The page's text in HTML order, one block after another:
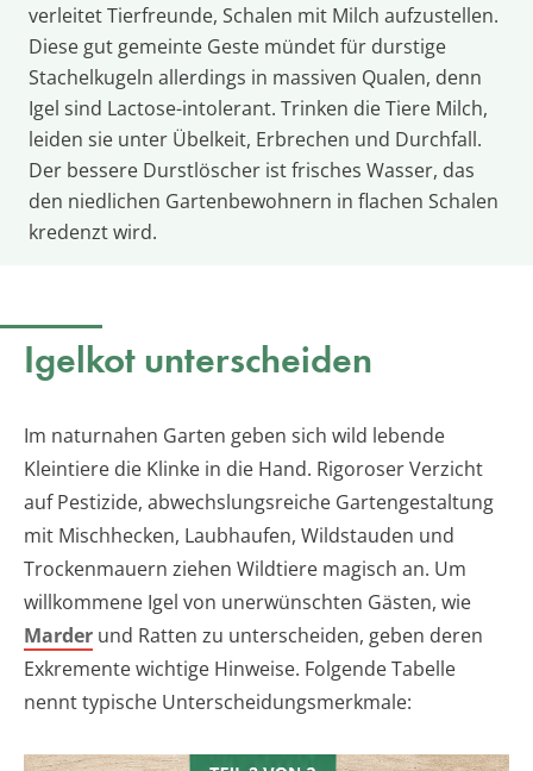
verleitet Tierfreunde, Schalen mit Milch aufzustellen.
Diese gut gemeinte Geste mündet für durstige
Stachelkugeln allerdings in massiven Qualen, denn
Igel sind Lactose-intolerant. Trinken die Tiere Milch,
leiden sie unter Übelkeit, Erbrechen und Durchfall.
Der bessere Durstlöscher ist frisches Wasser, das
den niedlichen Gartenbewohnern in flachen Schalen
kredenzt wird.
Igelkot unterscheiden
Im naturnahen Garten geben sich wild lebende
Kleintiere die Klinke in die Hand. Rigoroser Verzicht
auf Pestizide, abwechslungsreiche Gartengestaltung
mit Mischhecken, Laubhaufen, Wildstauden und
Trockenmauern ziehen Wildtiere magisch an. Um
willkommene Igel von unerwünschten Gästen, wie
Marder und Ratten zu unterscheiden, geben deren
Exkremente wichtige Hinweise. Folgende Tabelle
nennt typische Unterscheidungsmerkmale: